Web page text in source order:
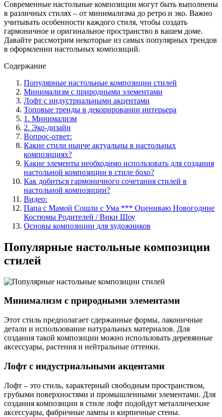
Современные настольные композиции могут быть выполнены
в различных стилях – от минимализма до ретро и эко. Важно
учитывать особенности каждого стиля, чтобы создать
гармоничное и оригинальное пространство в вашем доме.
Давайте рассмотрим некоторые из самых популярных трендов
в оформлении настольных композиций.
Содержание
Популярные настольные композиции стилей
Минимализм с природными элементами
Лофт с индустриальными акцентами
Топовые тренды в декорировании интерьера
1. Минимализм
2. Эко-дизайн
Вопрос-ответ:
Какие стили нынче актуальны в настольных
композициях?
Какие элементы необходимо использовать для создания
настольной композиции в стиле бохо?
Как добиться гармоничного сочетания стилей в
настольной композиции?
Видео:
Папа с Мамой Сошли с Ума *** Оцениваю Новогодние
Костюмы Родителей / Вики Шоу
Основы композиции для художников
Популярные настольные композиции
стилей
Минимализм с природными элементами
Этот стиль предполагает сдержанные формы, лаконичные
детали и использование натуральных материалов. Для
создания такой композиции можно использовать деревянные
аксессуары, растения и нейтральные оттенки.
Лофт с индустриальными акцентами
Лофт – это стиль, характерный свободным пространством,
грубыми поверхностями и промышленными элементами. Для
создания композиции в стиле лофт подойдут металлические
аксессуары, фабричные лампы и кирпичные стены.